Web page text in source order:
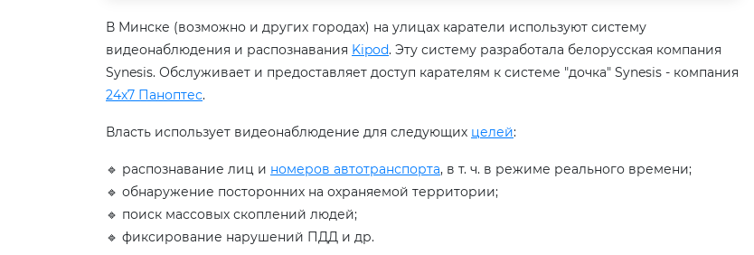
В Минске (возможно и других городах) на улицах каратели используют систему
видеонаблюдения и распознавания Kipod. Эту систему разработала белорусская компания
Synesis. Обслуживает и предоставляет доступ карателям к системе "дочка" Synesis - компания
24x7 Паноптес.
Власть использует видеонаблюдение для следующих целей:
🔹 распознавание лиц и номеров автотранспорта, в т. ч. в режиме реального времени;
🔹 обнаружение посторонних на охраняемой территории;
🔹 поиск массовых скоплений людей;
🔹 фиксирование нарушений ПДД и др.